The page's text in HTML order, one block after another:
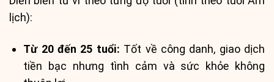
lịch):
Từ 20 đến 25 tuổi: Tốt về công danh, giao dịch
tiền bạc nhưng tình cảm và sức khỏe không